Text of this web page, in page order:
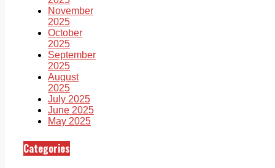
November
2025
October
2025
September
2025
August
2025
July 2025
June 2025
May 2025
Categories